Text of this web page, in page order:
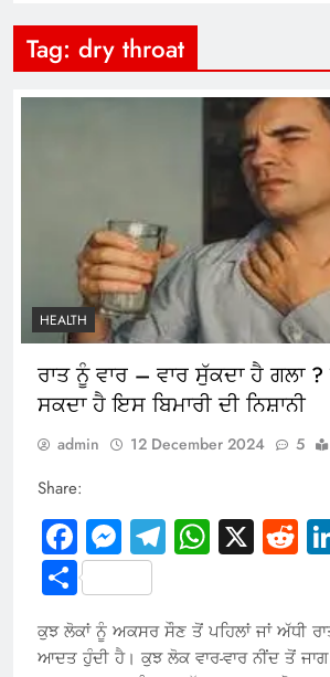
Tag: dry throat
HEALTH
ਰਾਤ ਨੂੰ ਵਾਰ – ਵਾਰ ਸੁੱਕਦਾ ਹੈ ਗਲਾ ?
ਸਕਦਾ ਹੈ ਇਸ ਬਿਮਾਰੀ ਦੀ ਨਿਸ਼ਾਨੀ
admin 12 December 2024 5
Share:
Facebook
Messenger
Telegram
X
Share
ਕੁਝ ਲੋਕਾਂ ਨੂੰ ਅਕਸਰ ਸੌਣ ਤੋਂ ਪਹਿਲਾਂ ਜਾਂ ਅੱਧੀ
ਆਦਤ ਹੁੰਦੀ ਹੈ। ਕੁਝ ਲੋਕ ਵਾਰ-ਵਾਰ ਨੀਂਦ ਤੋਂ ਜਾਗ